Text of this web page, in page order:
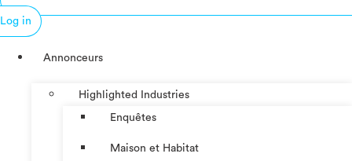
Log in
Annonceurs
Highlighted Industries
Enquêtes
Maison et Habitat